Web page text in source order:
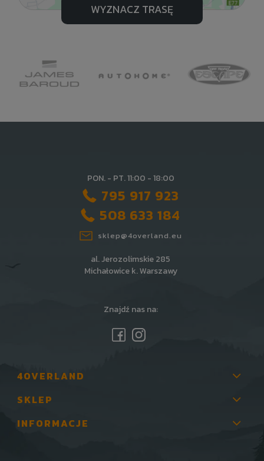
WYZNACZ TRASĘ
PON. - PT. 11:00 - 18:00
795 917 923
508 633 184
sklep@4overland.eu
al. Jerozolimskie 285
Michałowice k. Warszawy
Znajdź nas na:
4OVERLAND
SKLEP
INFORMACJE